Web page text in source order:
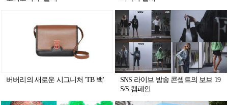
버버리의 새로운 시그니처 'TB 백'
SNS 라이브 방송 콘셉트의 보브 19
S/S 캠페인